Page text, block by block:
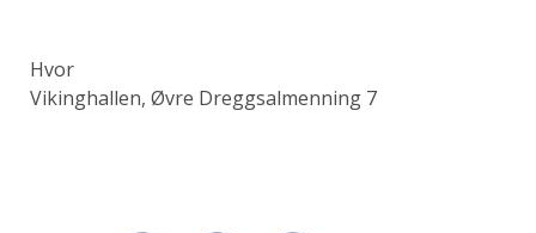
Hvor
Vikinghallen, Øvre Dreggsalmenning 7